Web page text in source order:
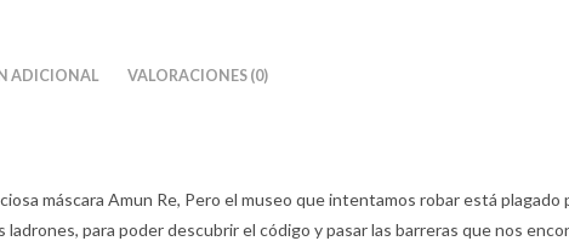
ADICIONAL VALORACIONES (0)
máscara Amun Re, Pero el museo que intentamos robar está plagado
para poder descubrir el código y pasar las barreras que nos